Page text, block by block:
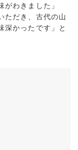
わきました」
ただき、古代の山
深かったです」と